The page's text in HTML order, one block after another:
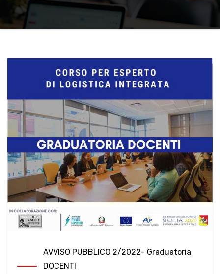
AVVISO PUBBLICO 2/2022- Graduatoria
DOCENTI